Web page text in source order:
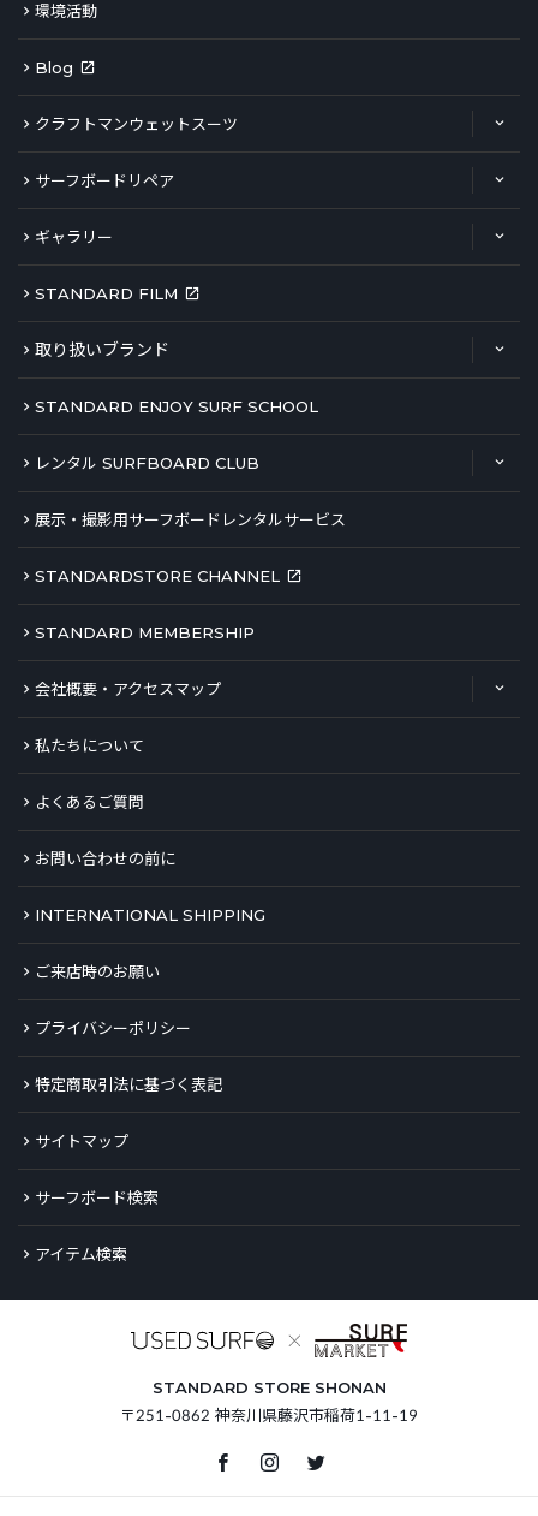
環境活動
Blog
クラフトマンウェットスーツ
サーフボードリペア
ギャラリー
STANDARD FILM
取り扱いブランド
STANDARD ENJOY SURF SCHOOL
レンタル SURFBOARD CLUB
展示・撮影用サーフボードレンタルサービス
STANDARDSTORE CHANNEL
STANDARD MEMBERSHIP
会社概要・アクセスマップ
私たちについて
よくあるご質問
お問い合わせの前に
INTERNATIONAL SHIPPING
ご来店時のお願い
プライバシーポリシー
特定商取引法に基づく表記
サイトマップ
サーフボード検索
アイテム検索
STANDARD STORE SHONAN
〒251-0862 神奈川県藤沢市稲荷1-11-19